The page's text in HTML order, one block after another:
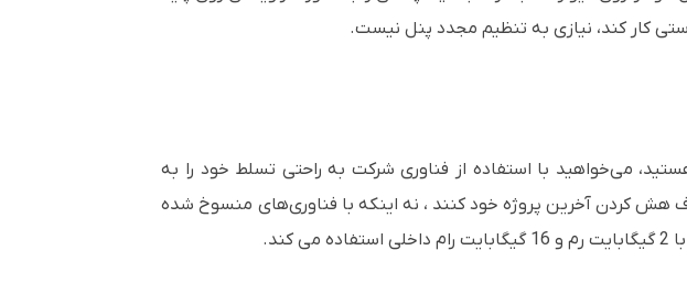
کار کند، نیازی به تنظیم مجدد پنل نیست.
می‌خواهید با استفاده از فناوری شرکت به راحتی تسلط خود را به
کردن آخرین پروژه خود کنند ، نه اینکه با فناوری‌های منسوخ شده